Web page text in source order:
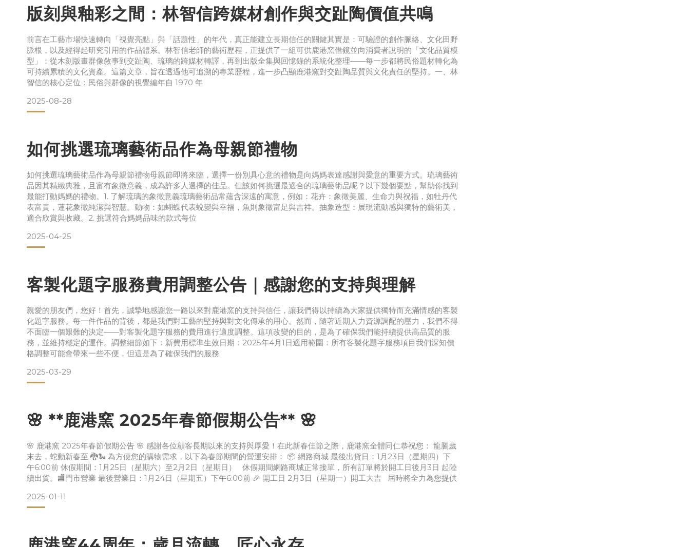
版刻與釉彩之間：林智信跨媒材創作與交趾陶價值共鳴
前言在工藝市場快速轉向「視覺亮點」與「話題性」的年代，真正能建立長期信任的關鍵其實是：可驗證的創作脈絡、文化田野
脈根，以及經得起研究引用的作品體系。林智信老師的藝術歷程，正提供了一組可供鹿港窯借鏡並向消費者說明的「文化品質模
型」：從木刻版畫群像敘事到交趾陶、琉璃的跨媒材轉譯，再到出版全集與回憶錄的系統化整理——每一步都將民俗題材轉化為
可持續累積的文化資產。這篇文章，旨在透過他可追溯的專業歷程，進一步凸顯鹿港窯對交趾陶品質與文化責任的堅持。一、林
智信的核心定位：民俗與群像的視覺編年自 1970 年
2025-08-28
如何挑選琉璃藝術品作為母親節禮物
如何挑選琉璃藝術品作為母親節禮物母親節即將來臨，選擇一份別具心意的禮物是向媽媽表達感謝與愛意的重要方式。琉璃藝術
品因其精緻典雅，且富有象徵意義，成為許多人選擇的佳品。但該如何挑選最適合的琉璃藝術品呢？以下幾個要點，幫助你找到
最能打動媽媽的禮物。1. 了解琉璃的象徵意義琉璃藝術品常蘊含深遠的寓意，例如：花卉：象徵美麗、生命力與祝福，如牡丹代
表富貴，蓮花象徵純潔與智慧。動物：如蝴蝶代表蛻變與幸福，魚則象徵富足與吉祥。抽象造型：展現流動感與獨特的藝術美，
適合欣賞與收藏。2. 挑選符合媽媽品味的款式每位
2025-04-25
客製化題字服務費用調整公告｜感謝您的支持與理解
親愛的朋友們，您好！首先，誠摯地感謝您一路以來對鹿港窯的支持與信任，讓我們得以持續為大家提供獨特而充滿情感的客製
化題字服務。每一件作品的背後，都是我們對工藝的堅持與對文化傳承的用心。然而，隨著近期人力資源調配的壓力，我們不得
不面臨一個艱難的決定——對客製化題字服務的費用進行適度調整。這項改變的目的，是為了確保我們能持續提供高品質的服
務，並維持穩定的運作。調整細節如下：新費用標準生效日期：2025年4月1日適用範圍：所有客製化題字服務項目我們深知價
格調整可能會帶來一些不便，但這是為了確保我們的服務
2025-03-29
🌸 **鹿港窯 2025年春節假期公告** 🌸
🌸 鹿港窯 2025年春節假期公告 🌸 感謝各位顧客長期以來的支持與厚愛！在此新春佳節之際，鹿港窯全體同仁恭祝您： 龍騰歲
末去，蛇動新春至 🐉🐍 為方便您的購物需求，以下為春節期間的營運安排： 📦 網路商城 最後出貨日：1月23日（星期四）下
午6:00前 休假期間：1月25日（星期六）至2月2日（星期日） 休假期間網路商城正常接單，所有訂單將於開工日後月3日 起陸
續出貨。🏬門市營業 最後營業日：1月24日（星期五）下午6:00前 🎉 開工日 2月3日（星期一）開工大吉 屆時將全力為您提供
2025-01-11